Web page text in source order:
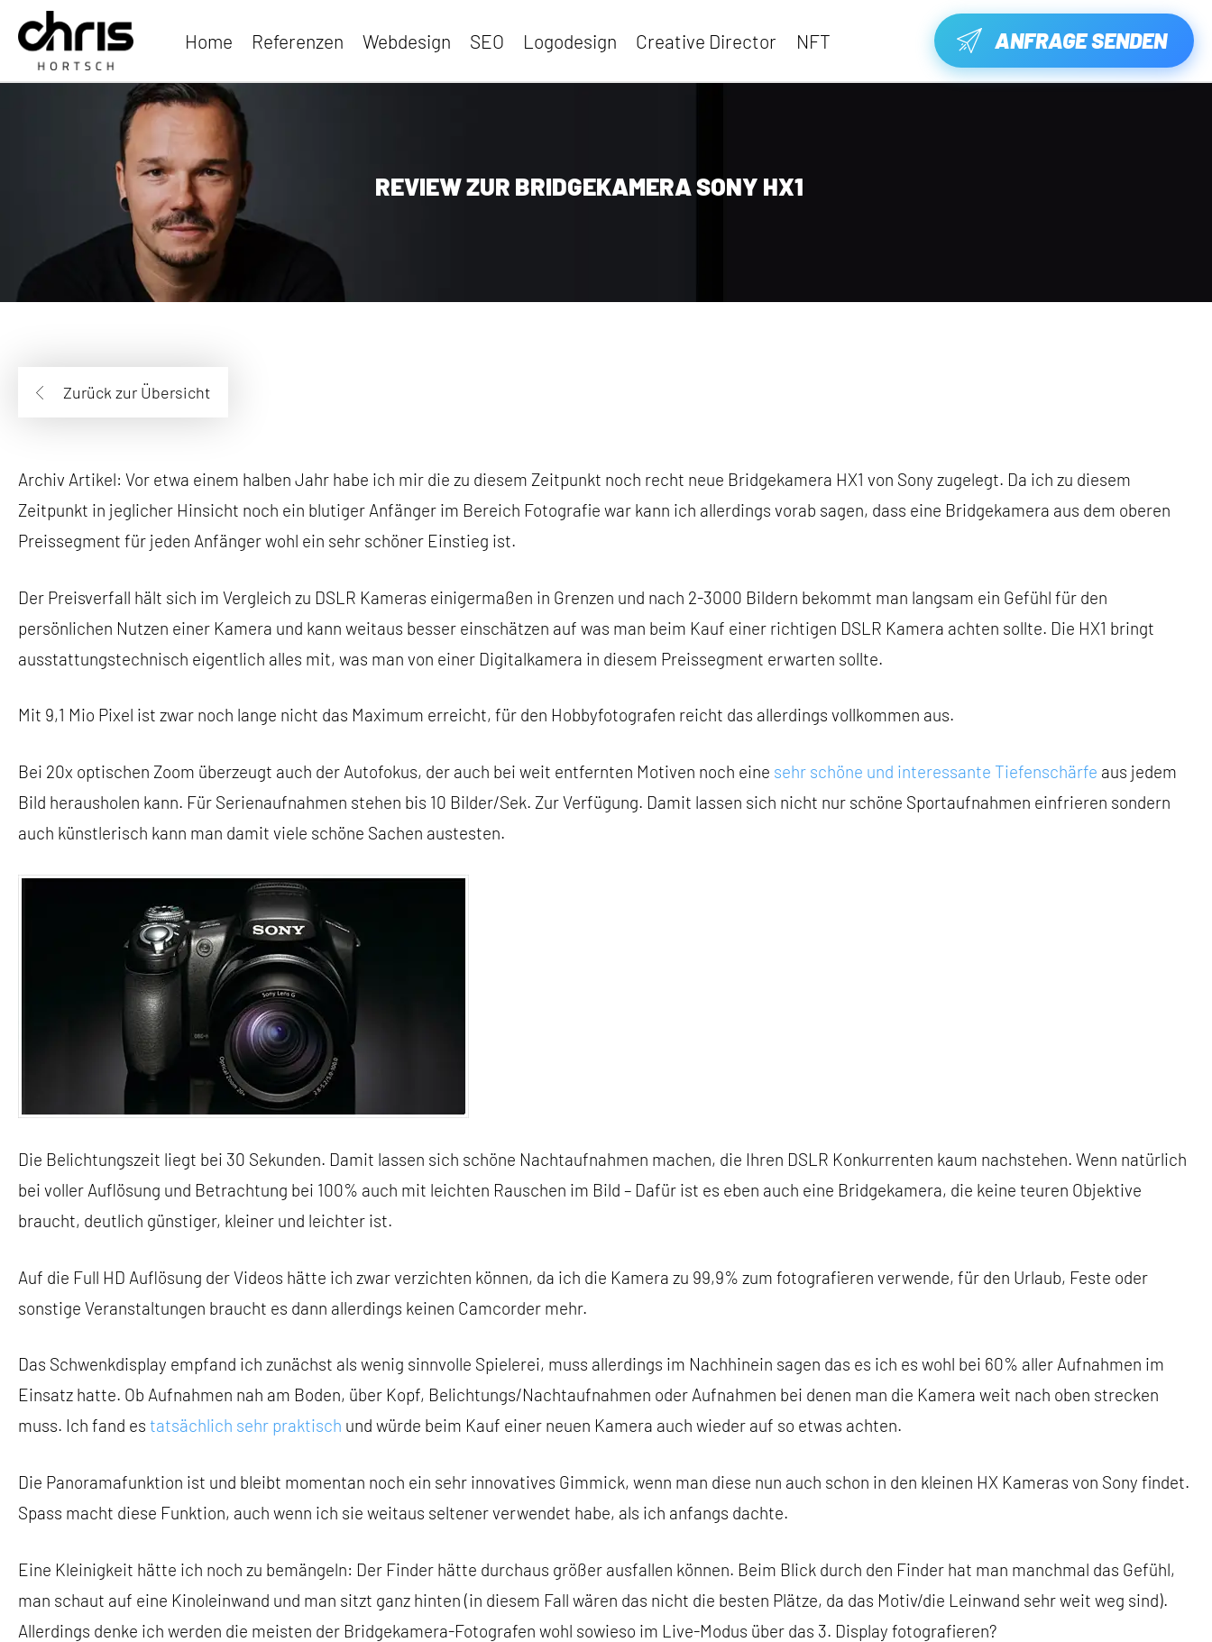
Home Referenzen Webdesign SEO Logodesign Creative Director NFT ANFRAGE SENDEN
REVIEW ZUR BRIDGEKAMERA SONY HX1
Zurück zur Übersicht
Archiv Artikel: Vor etwa einem halben Jahr habe ich mir die zu diesem Zeitpunkt noch recht neue Bridgekamera HX1 von Sony zugelegt. Da ich zu diesem
Zeitpunkt in jeglicher Hinsicht noch ein blutiger Anfänger im Bereich Fotografie war kann ich allerdings vorab sagen, dass eine Bridgekamera aus dem oberen
Preissegment für jeden Anfänger wohl ein sehr schöner Einstieg ist.
Der Preisverfall hält sich im Vergleich zu DSLR Kameras einigermaßen in Grenzen und nach 2-3000 Bildern bekommt man langsam ein Gefühl für den
persönlichen Nutzen einer Kamera und kann weitaus besser einschätzen auf was man beim Kauf einer richtigen DSLR Kamera achten sollte. Die HX1 bringt
ausstattungstechnisch eigentlich alles mit, was man von einer Digitalkamera in diesem Preissegment erwarten sollte.
Mit 9,1 Mio Pixel ist zwar noch lange nicht das Maximum erreicht, für den Hobbyfotografen reicht das allerdings vollkommen aus.
Bei 20x optischen Zoom überzeugt auch der Autofokus, der auch bei weit entfernten Motiven noch eine sehr schöne und interessante Tiefenschärfe aus jedem
Bild herausholen kann. Für Serienaufnahmen stehen bis 10 Bilder/Sek. Zur Verfügung. Damit lassen sich nicht nur schöne Sportaufnahmen einfrieren sondern
auch künstlerisch kann man damit viele schöne Sachen austesten.
Die Belichtungszeit liegt bei 30 Sekunden. Damit lassen sich schöne Nachtaufnahmen machen, die Ihren DSLR Konkurrenten kaum nachstehen. Wenn natürlich
bei voller Auflösung und Betrachtung bei 100% auch mit leichten Rauschen im Bild – Dafür ist es eben auch eine Bridgekamera, die keine teuren Objektive
braucht, deutlich günstiger, kleiner und leichter ist.
Auf die Full HD Auflösung der Videos hätte ich zwar verzichten können, da ich die Kamera zu 99,9% zum fotografieren verwende, für den Urlaub, Feste oder
sonstige Veranstaltungen braucht es dann allerdings keinen Camcorder mehr.
Das Schwenkdisplay empfand ich zunächst als wenig sinnvolle Spielerei, muss allerdings im Nachhinein sagen das es ich es wohl bei 60% aller Aufnahmen im
Einsatz hatte. Ob Aufnahmen nah am Boden, über Kopf, Belichtungs/Nachtaufnahmen oder Aufnahmen bei denen man die Kamera weit nach oben strecken
muss. Ich fand es tatsächlich sehr praktisch und würde beim Kauf einer neuen Kamera auch wieder auf so etwas achten.
Die Panoramafunktion ist und bleibt momentan noch ein sehr innovatives Gimmick, wenn man diese nun auch schon in den kleinen HX Kameras von Sony findet.
Spass macht diese Funktion, auch wenn ich sie weitaus seltener verwendet habe, als ich anfangs dachte.
Eine Kleinigkeit hätte ich noch zu bemängeln: Der Finder hätte durchaus größer ausfallen können. Beim Blick durch den Finder hat man manchmal das Gefühl,
man schaut auf eine Kinoleinwand und man sitzt ganz hinten (in diesem Fall wären das nicht die besten Plätze, da das Motiv/die Leinwand sehr weit weg sind).
Allerdings denke ich werden die meisten der Bridgekamera-Fotografen wohl sowieso im Live-Modus über das 3. Display fotografieren?